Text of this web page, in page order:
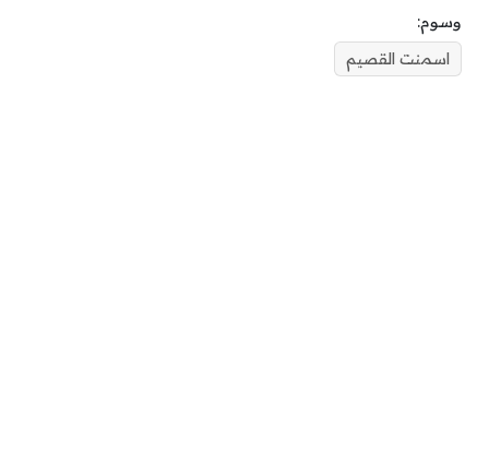
وسوم:
اسمنت القصيم